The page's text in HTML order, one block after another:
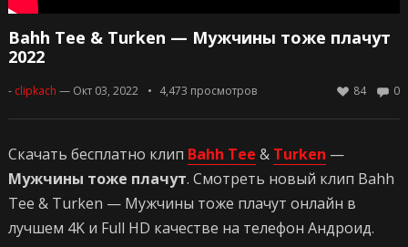
Bahh Tee & Turken — Мужчины тоже плачут
2022
- clipkach — Окт 03, 2022 4,473 просмотров 0
84
Скачать бесплатно клип Bahh Tee & Turken —
Мужчины тоже плачут. Смотреть новый клип Bahh
Tee & Turken — Мужчины тоже плачут онлайн в
лучшем 4K и Full HD качестве на телефон Андроид.